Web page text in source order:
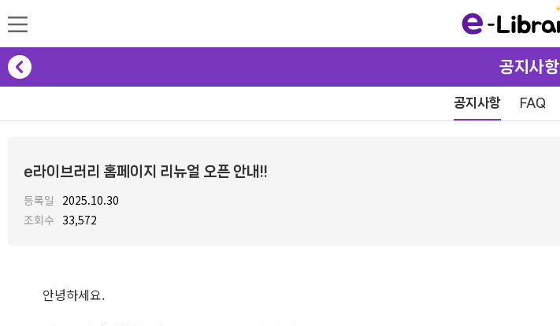
공지사항
공지사항 FAQ
e라이브러리 홈페이지 리뉴얼 오픈 안내!!
등록일
2025.10.30
조회수 33,572
안녕하세요.